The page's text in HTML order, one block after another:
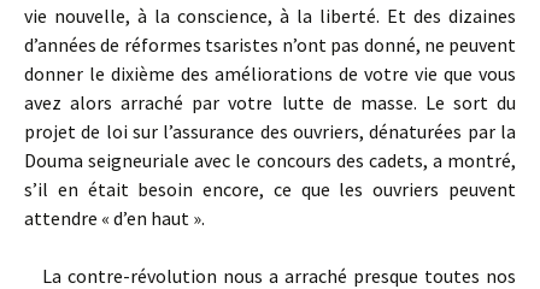
vie nouvelle, à la conscience, à la liberté. Et des dizaines
d’années de réformes tsaristes n’ont pas donné, ne peuvent
donner le dixième des améliorations de votre vie que vous
avez alors arraché par votre lutte de masse. Le sort du
projet de loi sur l’assurance des ouvriers, dénaturées par la
Douma seigneuriale avec le concours des cadets, a montré,
s’il en était besoin encore, ce que les ouvriers peuvent
attendre « d’en haut ».
La contre-révolution nous a arraché presque toutes nos